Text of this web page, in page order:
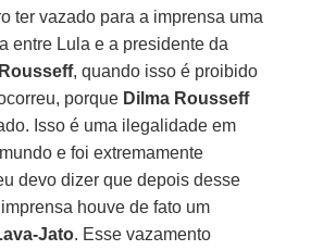
ter vazado para a imprensa uma
entre Lula e a presidente da
, quando isso é proibido
porque Dilma Rousseff
Isso é uma ilegalidade em
e foi extremamente
devo dizer que depois desse
houve de fato um
Jato. Esse vazamento